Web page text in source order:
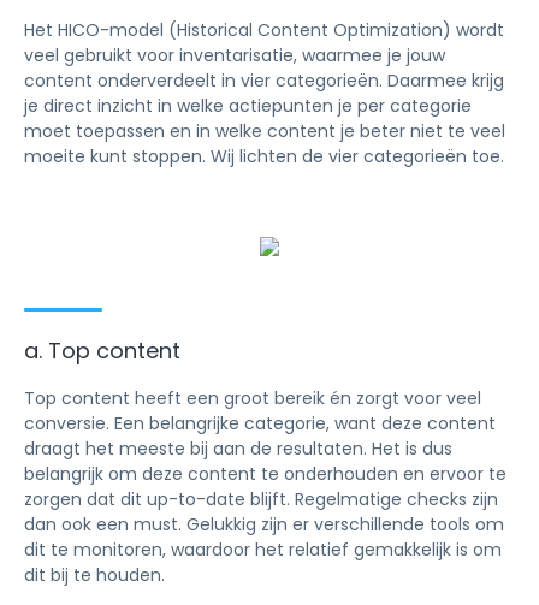
Het HICO-model (Historical Content Optimization) wordt
veel gebruikt voor inventarisatie, waarmee je jouw
content onderverdeelt in vier categorieën. Daarmee krijg
je direct inzicht in welke actiepunten je per categorie
moet toepassen en in welke content je beter niet te veel
moeite kunt stoppen. Wij lichten de vier categorieën toe.
a. Top content
Top content heeft een groot bereik én zorgt voor veel
conversie. Een belangrijke categorie, want deze content
draagt het meeste bij aan de resultaten. Het is dus
belangrijk om deze content te onderhouden en ervoor te
zorgen dat dit up-to-date blijft. Regelmatige checks zijn
dan ook een must. Gelukkig zijn er verschillende tools om
dit te monitoren, waardoor het relatief gemakkelijk is om
dit bij te houden.